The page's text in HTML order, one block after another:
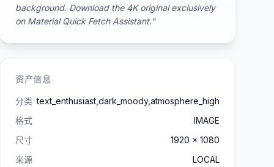
background. Download the 4K original exclusively
on Material Quick Fetch Assistant."
资产信息
分类 text_enthusiast,dark_moody,atmosphere_high
格式
IMAGE
尺寸
1920 x 1080
来源
LOCAL